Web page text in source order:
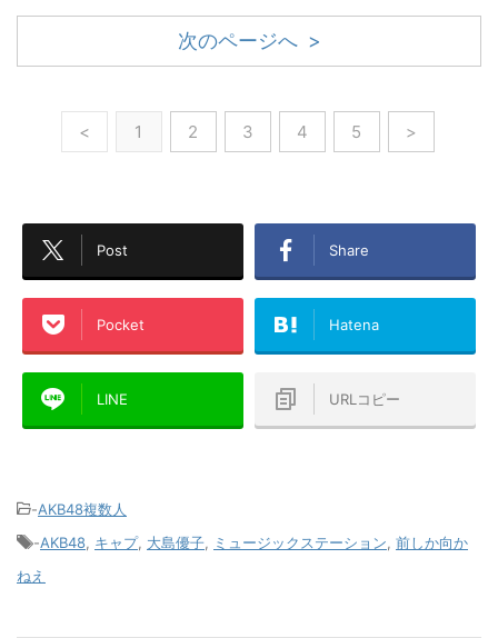
次のページへ >
< 1 2 3 4 5 >
Post Share
Pocket Hatena
LINE URLコピー
-AKB48複数人
-AKB48 キャプ, 大島優子 ミュージックステーション 前しか向か
ねえ